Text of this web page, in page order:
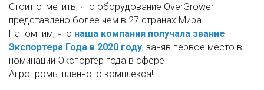
Стоит отметить, что оборудование OverGrower
представлено более чем в 27 странах Мира.
Напомним, что наша компания получала звание
Экспортера Года в 2020 году, заняв первое место в
номинации Экспортер года в сфере
Агропромышленного комплекса!